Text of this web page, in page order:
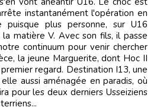
instantanément l'opération en
puisque plus personne, sur U16
matière V. Avec son fils, il passe
continuum pour venir chercher
la jeune Marguerite, dont Hoc II
regard. Destination I13, une
aussi aménagée en paradis, où
pour les deux derniers Usseiziens